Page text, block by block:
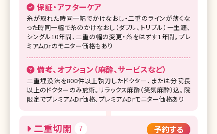
保証・アフターケア
糸が取れた時同一幅でかけなおし・二重のラインが薄くな
った時同一幅で糸のかけなおし（ダブル、トリプル）一生涯、
シングル10年間、二重の幅の変更・糸をはずす1年間。プレ
ミアムDrのモニター価格もあり
備考、オプション（麻酔、サービスなど）
二重埋没法を800件以上執刀したドクター、または分院長
以上のドクターのみ施術。リラックス麻酔（笑気麻酔）込。院
限定でプレミアムDr価格、プレミアムDrモニター価格あり
二重切開 7 予約する